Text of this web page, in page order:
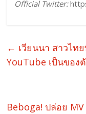
Official Twitter:
← เวียนนา สาวไท
YouTube เป็นของ
Beboga! ปล่อย